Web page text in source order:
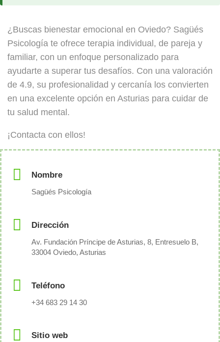
¿Buscas bienestar emocional en Oviedo? Sagüés
Psicología te ofrece terapia individual, de pareja y
familiar, con un enfoque personalizado para
ayudarte a superar tus desafíos. Con una valoración
de 4.9, su profesionalidad y cercanía los convierten
en una excelente opción en Asturias para cuidar de
tu salud mental.
¡Contacta con ellos!
Nombre
Sagüés Psicología
Dirección
Av. Fundación Príncipe de Asturias, 8, Entresuelo B,
33004 Oviedo, Asturias
Teléfono
+34 683 29 14 30
Sitio web